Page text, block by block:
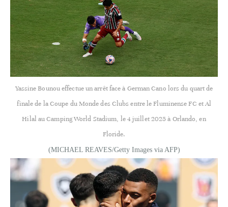
Yassine Bounou effectue un arrêt face à German Cano lors du quart de
finale de la Coupe du Monde des Clubs entre le Fluminense FC et Al
Hilal au Camping World Stadium, le 4 juillet 2025 à Orlando, en
Floride.
(MICHAEL REAVES/Getty Images via AFP)